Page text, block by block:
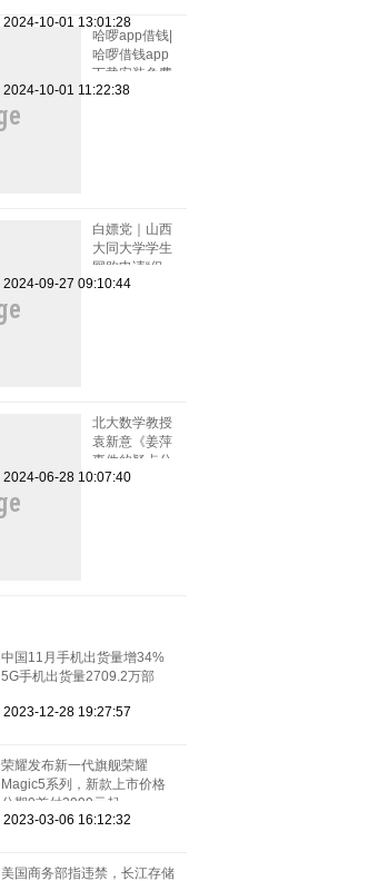
2024-10-01 13:01:28
哈啰app借钱|
哈啰借钱app
下载安装免费
小小上当和电
2024-10-01 11:22:38
白嫖党｜山西
大同大学学生
网购申请“仅
退款”被拒骂
2024-09-27 09:10:44
北大数学教授
袁新意《姜萍
事件的疑点分
析》点评姜萍
2024-06-28 10:07:40
中国11月手机出货量增34%
5G手机出货量2709.2万部
2023-12-28 19:27:57
荣耀发布新一代旗舰荣耀
Magic5系列，新款上市价格
分期0首付3999元起
2023-03-06 16:12:32
美国商务部指违禁，长江存储